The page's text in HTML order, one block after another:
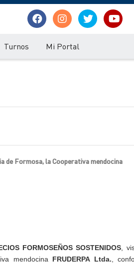
Turnos Mi Portal
de Formosa, la Cooperativa mendocina
FORMOSEÑOS SOSTENIDOS ,
mendocina FRUDERPA Ltda. ,